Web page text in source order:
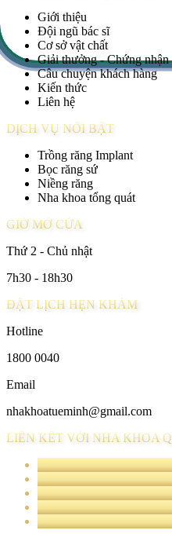
Giới thiệu
Đội ngũ bác sĩ
Cơ sở vật chất
Giải thưởng - Chứng nhận
Câu chuyện khách hàng
Kiến thức
Liên hệ
DỊCH VỤ NỔI BẬT
Trồng răng Implant
Bọc răng sứ
Niềng răng
Nha khoa tổng quát
GIỜ MỞ CỬA
Thứ 2 - Chủ nhật
7h30 - 18h30
ĐẶT LỊCH HẸN KHÁM
Hotline
1800 0040
Email
nhakhoatueminh@gmail.com
LIÊN KẾT VỚI NHA KHOA